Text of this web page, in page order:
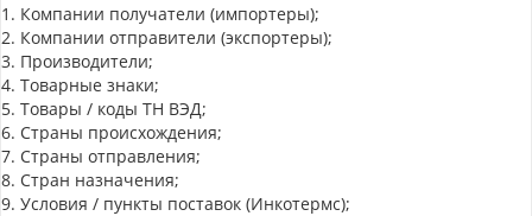
1. Компании получатели (импортеры);
2. Компании отправители (экспортеры);
3. Производители;
4. Товарные знаки;
5. Товары / коды ТН ВЭД;
6. Страны происхождения;
7. Страны отправления;
8. Стран назначения;
9. Условия / пункты поставок (Инкотермс);